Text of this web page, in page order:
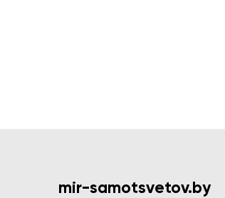
mir-samotsvetov.by